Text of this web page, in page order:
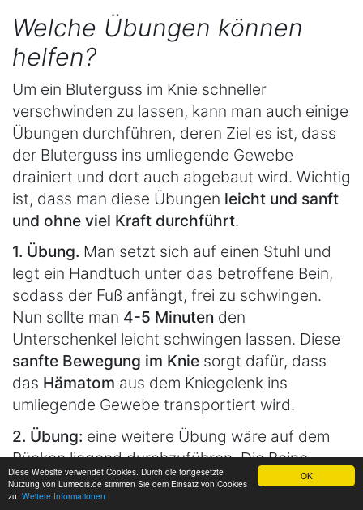
OK
Diese Website verwendet Cookies. Durch die fortgesetzte
Nutzung von Lumedis.de stimmen Sie dem Einsatz von Cookies
zu. Weitere Informationen
Welche Übungen können
helfen?
Um ein Bluterguss im Knie schneller
verschwinden zu lassen, kann man auch einige
Übungen durchführen, deren Ziel es ist, dass
der Bluterguss ins umliegende Gewebe
drainiert und dort auch abgebaut wird. Wichtig
ist, dass man diese Übungen leicht und sanft
und ohne viel Kraft durchführt.
1. Übung. Man setzt sich auf einen Stuhl und
legt ein Handtuch unter das betroffene Bein,
sodass der Fuß anfängt, frei zu schwingen.
Nun sollte man 4-5 Minuten den
Unterschenkel leicht schwingen lassen. Diese
sanfte Bewegung im Knie sorgt dafür, dass
das Hämatom aus dem Kniegelenk ins
umliegende Gewebe transportiert wird.
2. Übung: eine weitere Übung wäre auf dem
Rücken liegend durchzuführen. Die Beine
werden gen Decke gerichtet und es wird eine
leichte Tretbewegung in der Luft begonnen.